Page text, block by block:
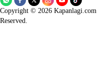
Copyright © 2026
Reserved.